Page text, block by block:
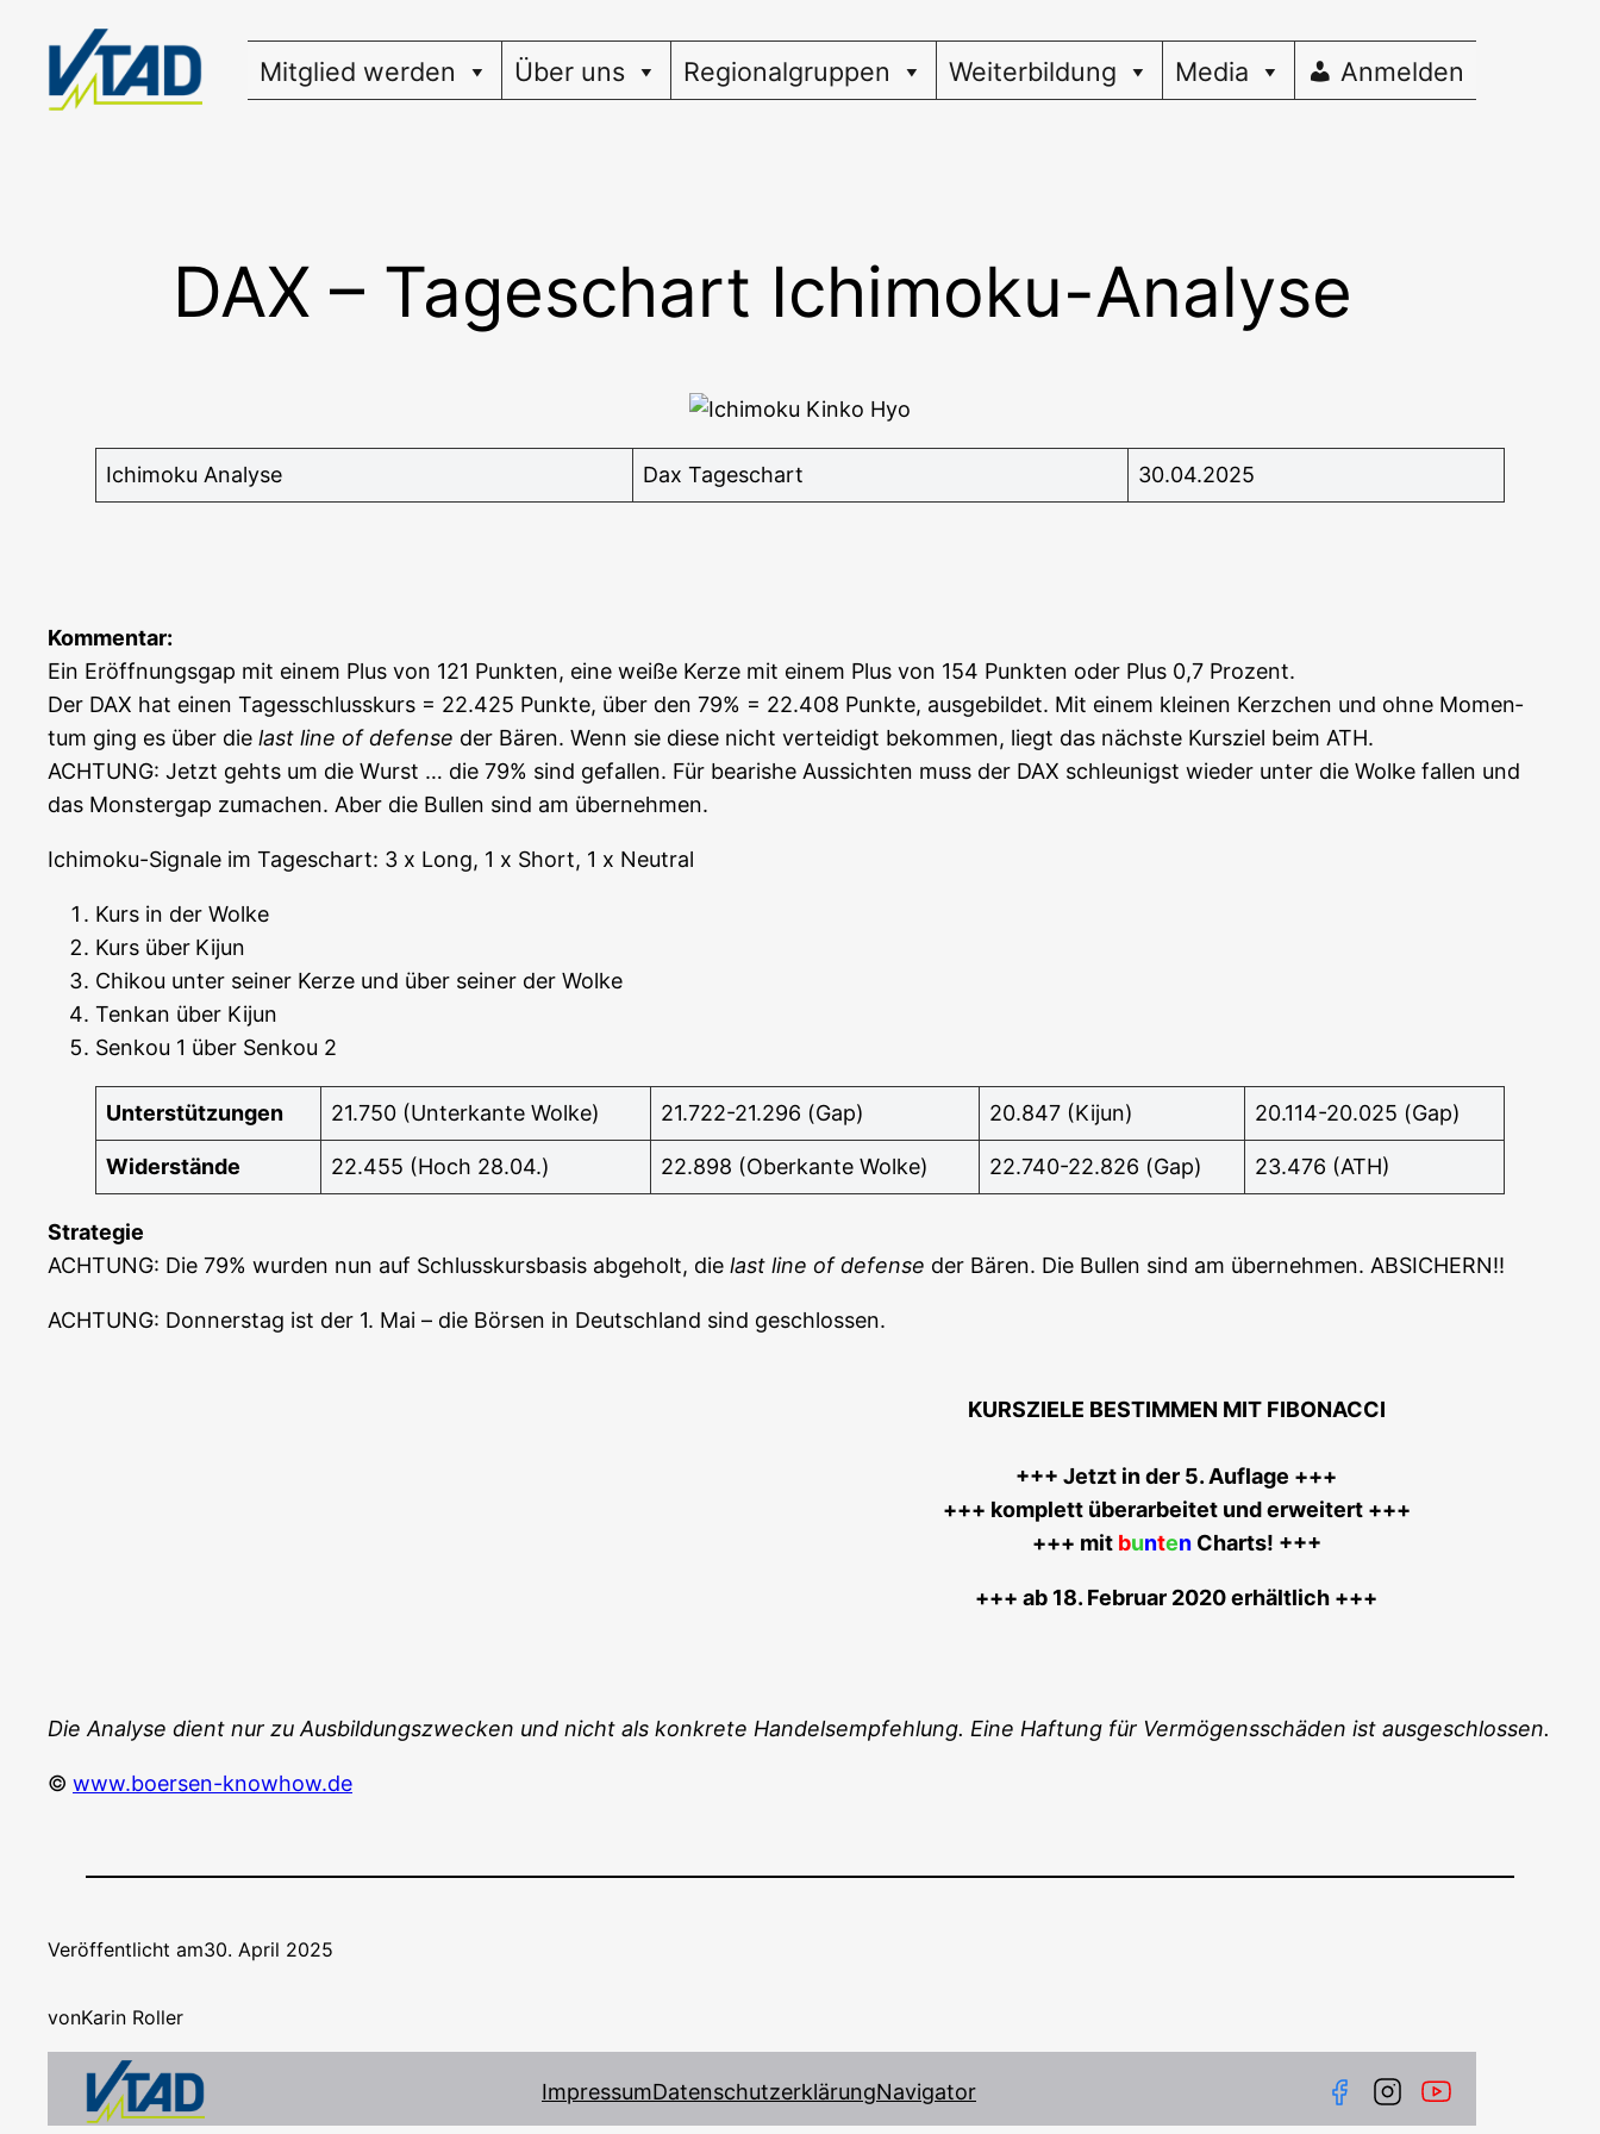
springen
Mitglied werden Über uns Regionalgruppen Weiterbildung Media Anmelden
DAX – Tageschart Ichimoku-Analyse
Ichi­mo­ku Analyse Dax Tages­chart 30.04.2025
Kom­men­tar:
Ein Eröff­nungs­gap mit einem Plus von 121 Punk­ten, eine wei­ße Ker­ze mit einem Plus von 154 Punk­ten oder Plus 0,7 Pro­zent.
Der DAX hat einen Tages­schluss­kurs = 22.425 Punk­te, über den 79% = 22.408 Punk­te, aus­ge­bil­det. Mit einem klei­nen Kerz­chen und ohne Momen­
tum ging es über die last line of defen­se der Bären. Wenn sie die­se nicht ver­tei­digt bekom­men, liegt das nächs­te Kurs­ziel beim ATH.
ACHTUNG: Jetzt gehts um die Wurst … die 79% sind gefal­len. Für bea­ris­he Aus­sich­ten muss der DAX schleu­nigst wie­der unter die Wol­ke fal­len und
das Mons­ter­g­ap zuma­chen. Aber die Bul­len sind am übernehmen.
Ichi­mo­ku-Signa­le im Tages­chart: 3 x Long, 1 x Short, 1 x Neutral
Kurs in der Wolke
Kurs über Kijun
Chi­kou unter sei­ner Ker­ze und über sei­ner der Wolke
Ten­kan über Kijun
Sen­kou 1 über Sen­kou 2
Unter­stüt­zun­gen 21.750 (Unter­kan­te Wolke) 21.722-21.296 (Gap) 20.847 (Kijun) 20.114-20.025 (Gap)
Wider­stän­de 22.455 (Hoch 28.04.) 22.898 (Ober­kan­te Wolke) 22.740-22.826 (Gap) 23.476 (ATH)
Stra­te­gie
ACHTUNG: Die 79% wur­den nun auf Schluss­kurs­ba­sis abge­holt, die last line of defen­se der Bären. Die Bul­len sind am über­neh­men. ABSICHERN!!
ACHTUNG: Don­ners­tag ist der 1. Mai – die Bör­sen in Deutsch­land sind geschlossen.
KURSZIELE BESTIMMEN MIT FIBONACCI
+++ Jetzt in der 5. Auf­la­ge +++
+++ kom­plett über­ar­bei­tet und erwei­tert +++
+++ mit buntenCharts! +++
+++ ab 18. Febru­ar 2020 erhältlich +++
Die Ana­ly­se dient nur zu Aus­bil­dungs­zwe­cken und nicht als kon­kre­te Han­dels­emp­feh­lung. Eine Haf­tung für Ver­mö­gens­schä­den ist ausgeschlossen.
© www.boersen-knowhow.de
Veröffentlicht am30. April 2025
vonKarin Roller
ImpressumDatenschutzerklärungNavigator